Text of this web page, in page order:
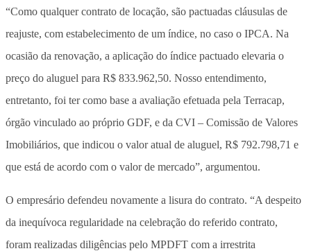
“Como qualquer contrato de locação, são pactuadas cláusulas de
reajuste, com estabelecimento de um índice, no caso o IPCA. Na
ocasião da renovação, a aplicação do índice pactuado elevaria o
preço do aluguel para R$ 833.962,50. Nosso entendimento,
entretanto, foi ter como base a avaliação efetuada pela Terracap,
órgão vinculado ao próprio GDF, e da CVI – Comissão de Valores
Imobiliários, que indicou o valor atual de aluguel, R$ 792.798,71 e
que está de acordo com o valor de mercado”, argumentou.
O empresário defendeu novamente a lisura do contrato. “A despeito
da inequívoca regularidade na celebração do referido contrato,
foram realizadas diligências pelo MPDFT com a irrestrita